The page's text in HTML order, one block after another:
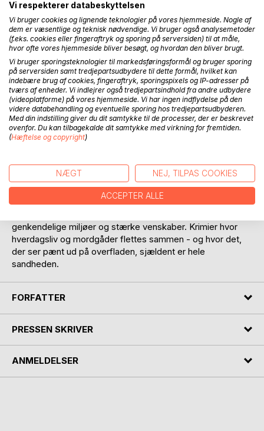
Da Anders Nielsen forsvinder sporløst, bliver hans
lillesøster Lisbeth mere og mere urolig. Politiet mener ikke,
der er grund til bekymring, men Lisbeth ved, at noget er
galt. I desperation opsøger hun Astrid og Lotte, efter at
have læst om dem i Albertslund Posten.
Det, der begynder som en hjælp til en bekymret søster,
udvikler sig hurtigt til en farlig sag. Jo tættere de to
veninder kommer på sandheden, jo tydeligere bliver det, at
nogen har noget at skjule. Trusler begynder at tikker ind, og
nogen følger med i hvert skridt, de tager.
Pludselig handler det ikke kun om Anders' forsvinden -
men også om hvor langt et menneske er villig til at gå for at
beskytte sine hemmeligheder.
genkendelige miljøer og stærke venskaber. Krimier hvor
hverdagsliv og mordgåder flettes sammen - og hvor det,
der ser pænt ud på overfladen, sjældent er hele
sandheden.
FORFATTER
PRESSEN SKRIVER
ANMELDELSER
Vi respekterer databeskyttelsen
Vi bruger cookies og lignende teknologier på vores hjemmeside. Nogle af
dem er væsentlige og teknisk nødvendige. Vi bruger også analysemetoder
(f.eks. cookies eller fingeraftryk og sporing på serversiden) til at måle,
hvor ofte vores hjemmeside bliver besøgt, og hvordan den bliver brugt.
Vi bruger sporingsteknologier til markedsføringsformål og bruger sporing
på serversiden samt tredjepartsudbydere til dette formål, hvilket kan
indebære brug af cookies, fingeraftryk, sporingspixels og IP-adresser på
tværs af enheder. Vi indlejrer også tredjepartsindhold fra andre udbydere
(videoplatforme) på vores hjemmeside. Vi har ingen indflydelse på den
videre databehandling og eventuelle sporing hos tredjepartsudbyderen.
Med din indstilling giver du dit samtykke til de processer, der er beskrevet
ovenfor. Du kan tilbagekalde dit samtykke med virkning for fremtiden.
(Hæftelse og copyright)
NÆGT NEJ, TILPAS COOKIES
ACCEPTER ALLE